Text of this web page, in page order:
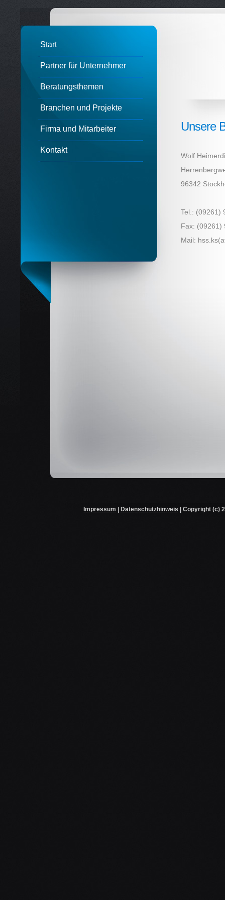
Unsere
Wolf
96342
Tel.: (09261)
Fax: (09261)
Mail:
Start
Partner für Unternehmer
Beratungsthemen
Branchen und Projekte
Firma und Mitarbeiter
Kontakt
Impressum Datenschutzhinweis | Copyright (c)